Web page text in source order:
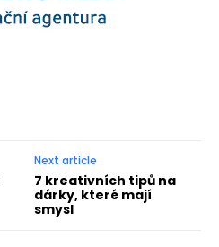
Next article
7 kreativních tipů na
dárky, které mají
smysl